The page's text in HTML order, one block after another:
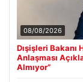
08/08/2026
Dışişleri Bakanı
Anlaşması
Almıyor”